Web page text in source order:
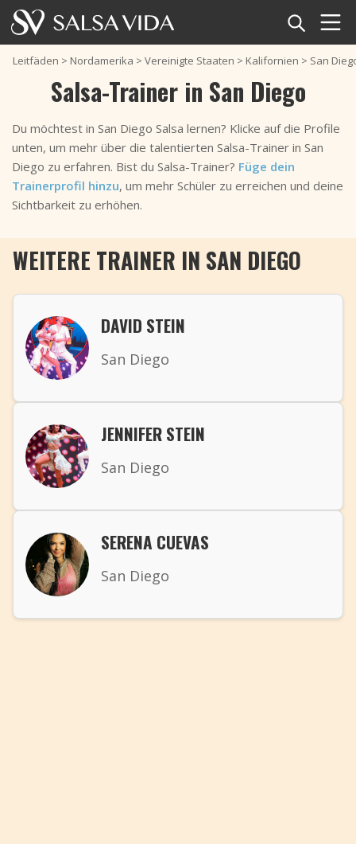
Startseite
Veranstaltungen
Nachrichten
Artikel
Salsa-Begriffe
Shop
TuneTempo
Event hinzufügen
Leitfäden > Nordamerika > Vereinigte Staaten > Kalifornien > San
Salsa-Trainer in San Diego
Du möchtest in San Diego Salsa lernen? Klicke auf die Profile
unten, um mehr über die talentierten Salsa-Trainer in San
Diego zu erfahren. Bist du Salsa-Trainer? Füge dein
Trainerprofil hinzu, um mehr Schüler zu erreichen und deine
Sichtbarkeit zu erhöhen.
WEITERE TRAINER IN SAN DIEGO
DAVID STEIN
San Diego
JENNIFER STEIN
San Diego
SERENA CUEVAS
San Diego